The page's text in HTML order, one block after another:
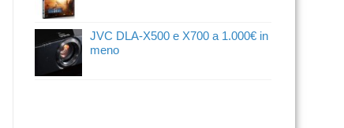
JVC DLA-X500 e X700 a 1.000€ in
meno